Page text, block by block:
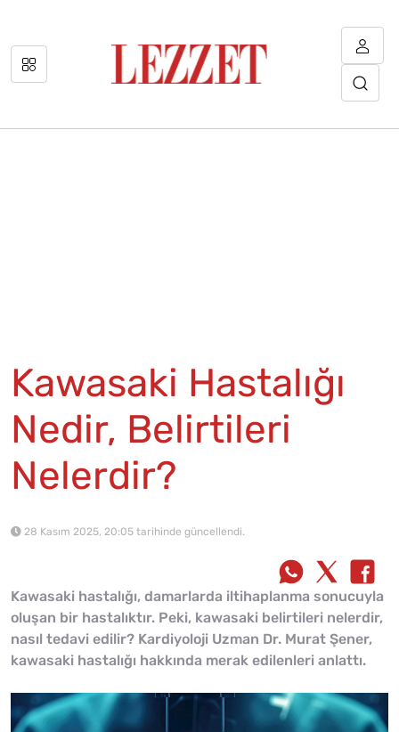
Kawasaki Hastalığı
Nedir, Belirtileri
Nelerdir?
28 Kasım 2025, 20:05 tarihinde güncellendi.
Kawasaki hastalığı, damarlarda iltihaplanma sonucuyla
oluşan bir hastalıktır. Peki, kawasaki belirtileri nelerdir,
nasıl tedavi edilir? Kardiyoloji Uzman Dr. Murat Şener,
kawasaki hastalığı hakkında merak edilenleri anlattı.